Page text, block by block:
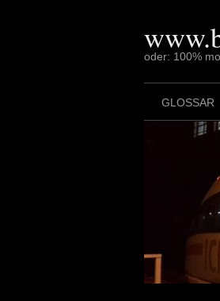
oder: 100%
GLOSSAR